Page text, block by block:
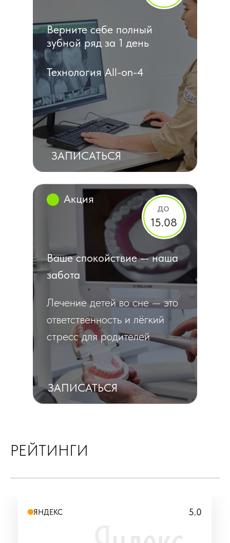
Лечение детей во сне — это
ответственность и лёгкий
стресс для родителей
до
15.08
Ваше спокойствие — наша
забота
ЗАПИСАТЬСЯ
Акция
Технология All-on-4
Верните себе полный
зубной ряд за 1 день
ЗАПИСАТЬСЯ
РЕЙТИНГИ
ЯНДЕКС 5.0